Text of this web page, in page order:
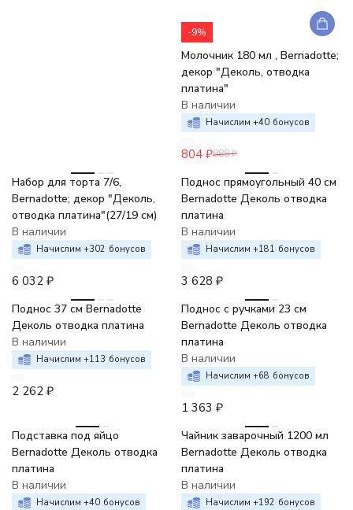
-9%
Молочник 180 мл , Bernadotte;
декор "Деколь, отводка
платина"
В наличии
Начислим +40 бонусов
804 ₽888 ₽
Набор для торта 7/6,
Bernadotte; декор "Деколь,
отводка платина"(27/19 см)
В наличии
Начислим +302 бонусов
6 032 ₽
Поднос прямоугольный 40 см
Bernadotte Деколь отводка
платина
В наличии
Начислим +181 бонусов
3 628 ₽
Поднос 37 см Bernadotte
Деколь отводка платина
В наличии
Начислим +113 бонусов
2 262 ₽
Поднос с ручками 23 см
Bernadotte Деколь отводка
платина
В наличии
Начислим +68 бонусов
1 363 ₽
Подставка под яйцо
Bernadotte Деколь отводка
платина
В наличии
Начислим +40 бонусов
Чайник заварочный 1200 мл
Bernadotte Деколь отводка
платина
В наличии
Начислим +192 бонусов